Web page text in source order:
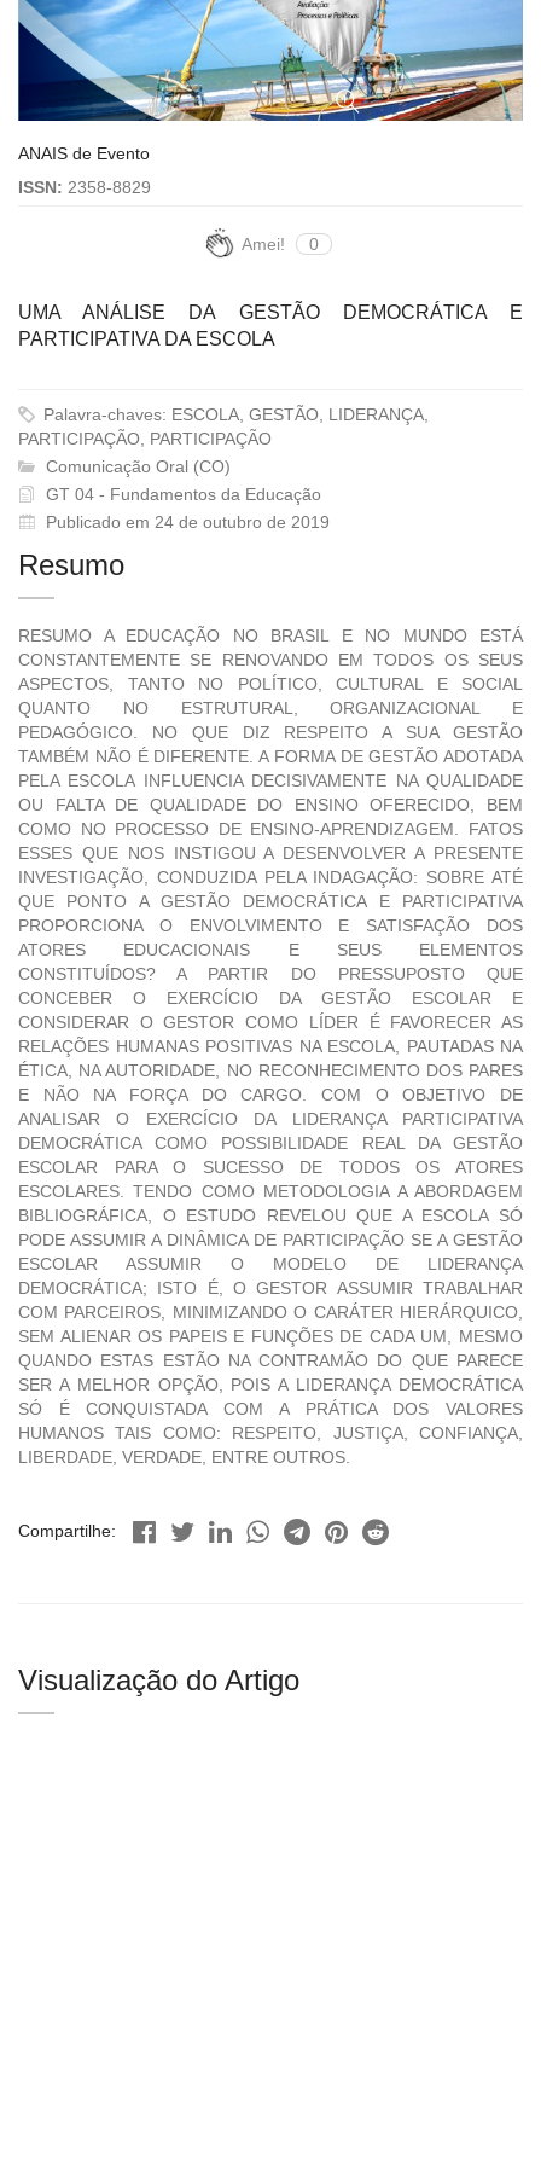
ANAIS de Evento
ISSN: 2358-8829
Amei! 0
UMA ANÁLISE DA GESTÃO DEMOCRÁTICA E
PARTICIPATIVA DA ESCOLA
Palavra-chaves: ESCOLA, GESTÃO, LIDERANÇA,
PARTICIPAÇÃO, PARTICIPAÇÃO
Comunicação Oral (CO)
GT 04 - Fundamentos da Educação
Publicado em 24 de outubro de 2019
Resumo
RESUMO A EDUCAÇÃO NO BRASIL E NO MUNDO ESTÁ
CONSTANTEMENTE SE RENOVANDO EM TODOS OS SEUS
ASPECTOS, TANTO NO POLÍTICO, CULTURAL E SOCIAL
QUANTO NO ESTRUTURAL, ORGANIZACIONAL E
PEDAGÓGICO. NO QUE DIZ RESPEITO A SUA GESTÃO
TAMBÉM NÃO É DIFERENTE. A FORMA DE GESTÃO ADOTADA
PELA ESCOLA INFLUENCIA DECISIVAMENTE NA QUALIDADE
OU FALTA DE QUALIDADE DO ENSINO OFERECIDO, BEM
COMO NO PROCESSO DE ENSINO-APRENDIZAGEM. FATOS
ESSES QUE NOS INSTIGOU A DESENVOLVER A PRESENTE
INVESTIGAÇÃO, CONDUZIDA PELA INDAGAÇÃO: SOBRE ATÉ
QUE PONTO A GESTÃO DEMOCRÁTICA E PARTICIPATIVA
PROPORCIONA O ENVOLVIMENTO E SATISFAÇÃO DOS
ATORES EDUCACIONAIS E SEUS ELEMENTOS
CONSTITUÍDOS? A PARTIR DO PRESSUPOSTO QUE
CONCEBER O EXERCÍCIO DA GESTÃO ESCOLAR E
CONSIDERAR O GESTOR COMO LÍDER É FAVORECER AS
RELAÇÕES HUMANAS POSITIVAS NA ESCOLA, PAUTADAS NA
ÉTICA, NA AUTORIDADE, NO RECONHECIMENTO DOS PARES
E NÃO NA FORÇA DO CARGO. COM O OBJETIVO DE
ANALISAR O EXERCÍCIO DA LIDERANÇA PARTICIPATIVA
DEMOCRÁTICA COMO POSSIBILIDADE REAL DA GESTÃO
ESCOLAR PARA O SUCESSO DE TODOS OS ATORES
ESCOLARES. TENDO COMO METODOLOGIA A ABORDAGEM
BIBLIOGRÁFICA, O ESTUDO REVELOU QUE A ESCOLA SÓ
PODE ASSUMIR A DINÂMICA DE PARTICIPAÇÃO SE A GESTÃO
ESCOLAR ASSUMIR O MODELO DE LIDERANÇA
DEMOCRÁTICA; ISTO É, O GESTOR ASSUMIR TRABALHAR
COM PARCEIROS, MINIMIZANDO O CARÁTER HIERÁRQUICO,
SEM ALIENAR OS PAPEIS E FUNÇÕES DE CADA UM, MESMO
QUANDO ESTAS ESTÃO NA CONTRAMÃO DO QUE PARECE
SER A MELHOR OPÇÃO, POIS A LIDERANÇA DEMOCRÁTICA
SÓ É CONQUISTADA COM A PRÁTICA DOS VALORES
HUMANOS TAIS COMO: RESPEITO, JUSTIÇA, CONFIANÇA,
LIBERDADE, VERDADE, ENTRE OUTROS.
Compartilhe:
Visualização do Artigo